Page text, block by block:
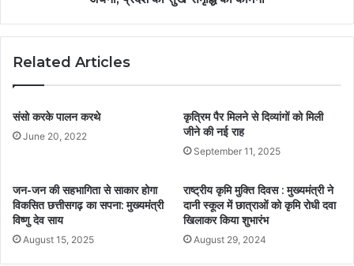
Related Articles
संसो करके पालन करथे
June 20, 2022
कृत्रिम पैर मिलने से दिव्यांगों को मिली
जीने की नई राह
September 11, 2025
जन-जन की सहभागिता से साकार होगा
विकसित छत्तीसगढ़ का सपना: मुख्यमंत्री
विष्णु देव साय
August 15, 2025
राष्ट्रीय कृमि मुक्ति दिवस : मुख्यमंत्री ने
दानी स्कूल में छात्राओं को कृमि रोधी दवा
खिलाकर किया शुभारंभ
August 29, 2024